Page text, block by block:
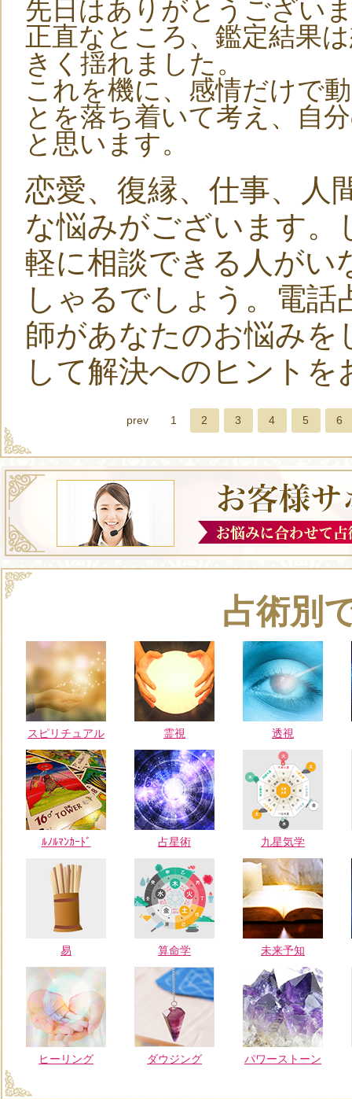
先日はありがとうござい
正直なところ、鑑定結果
きく揺れました。
これを機に、感情だけで
とを落ち着いて考え、自
と思います。
恋愛、復縁、仕事、人
な悩みがございます
軽に相談できる人がい
しゃるでしょう。電
師があなたのお悩みを
して解決へのヒントを
prev 1 2 3 4 5 6
占術別
スピリチュアル 霊視 透視
ﾙﾉﾙﾏﾝｶｰﾄﾞ 占星術 九星気学
易 算命学 未来予知
ヒーリング ダウジング パワーストーン